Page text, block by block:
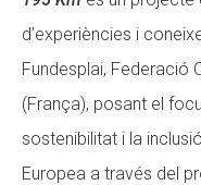
d’experiències i
Fundesplai, Federació
(França), posant el
sostenibilitat i la
Europea a través del
ACCIÓ
ACCIÓ